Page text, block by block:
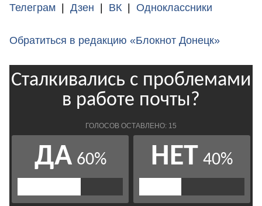
Телеграм | Дзен | ВК | Одноклассники
Обратиться в редакцию «Блокнот Донецк»